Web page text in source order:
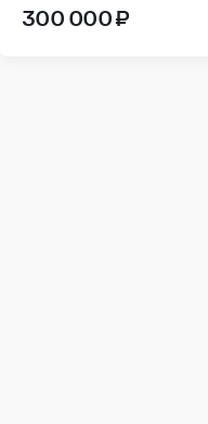
300 000 ₽